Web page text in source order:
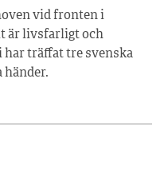
vid fronten i
är livsfarligt och
har träffat tre svenska
händer.